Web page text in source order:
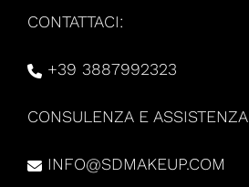
CONTATTACI:
+39 3887992323
CONSULENZA E ASSISTENZA
INFO@SDMAKEUP.COM